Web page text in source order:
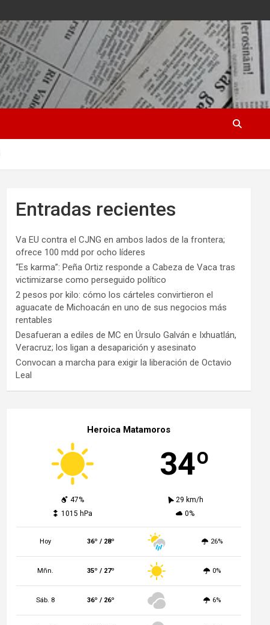
Entradas recientes
Va EU contra el CJNG en ambos lados de la frontera;
ofrece 100 mdd por ocho líderes
“Es karma”: Peña Ortiz responde a Cabeza de Vaca tras
victimizarse como perseguido político
2 pesos por kilo: cómo los cárteles convirtieron el
aguacate de Michoacán en uno de sus negocios más
rentables
Desafueran a ediles de MC en Úrsulo Galván e Ixhuatlán,
Veracruz; los ligan a desaparición y asesinato
Convocan a marcha para exigir la liberación de Octavio
Leal
Heroica Matamoros
34º
47%
29 km/h
1015 hPa
0%
Hoy 36º / 28º 26%
Mñn. 35º / 27º 0%
Sáb. 8 36º / 26º 6%